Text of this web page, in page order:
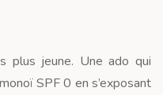
plus jeune. Une ado qui
SPF 0 en s’exposant